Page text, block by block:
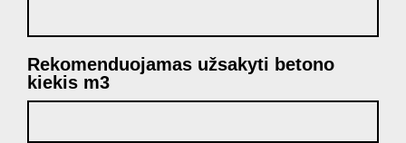
Rekomenduojamas užsakyti betono
kiekis m3